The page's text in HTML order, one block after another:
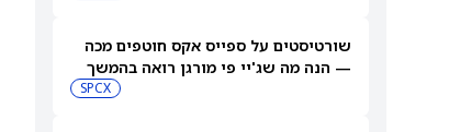
שורטיסטים על ספייס אקס חוטפים מכה
— הנה מה שג'יי פי מורגן רואה בהמשך
SPCX